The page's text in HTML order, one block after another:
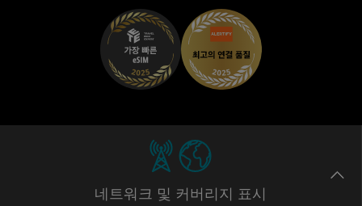
네트워크 및 커버리지 표시